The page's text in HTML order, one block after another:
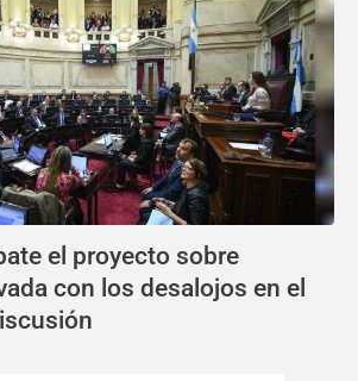
el proyecto sobre
con los desalojos en el